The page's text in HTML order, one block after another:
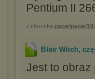
Pentium II
z chomika
Blair Witch,
Jest to obraz